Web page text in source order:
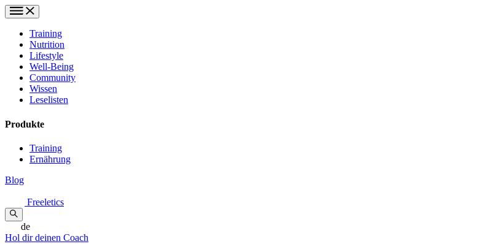
Training
Nutrition
Lifestyle
Well-Being
Community
Wissen
Leselisten
Produkte
Training
Ernährung
Blog
Freeletics
de
Hol dir deinen Coach